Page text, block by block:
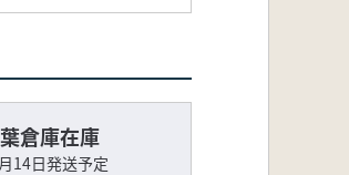
倉庫在庫
14日発送予定